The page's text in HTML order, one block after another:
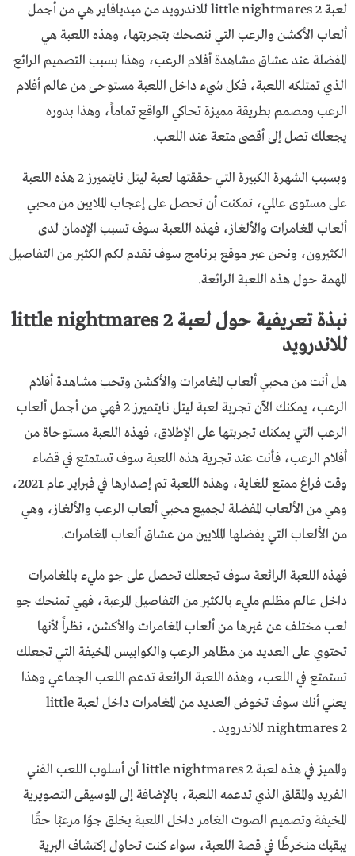
لعبة little nightmares 2 للاندرويد من ميديافاير هي من أجمل
ألعاب الأكشن والرعب التي ننصحك بتجربتها، وهذه اللعبة هي
المفضلة عند عشاق مشاهدة أفلام الرعب، وهذا بسبب التصميم الرائع
الذي تمتلكه اللعبة، فكل شيء داخل اللعبة مستوحى من عالم أفلام
الرعب ومصمم بطريقة مميزة تحاكي الواقع تماماً، وهذا بدوره
يجعلك تصل إلى أقصى متعة عند اللعب.
وبسبب الشهرة الكبيرة التي حققتها لعبة ليتل نايتميرز 2 هذه اللعبة
على مستوى عالمي، تمكنت أن تحصل على إعجاب الملايين من محبي
ألعاب المغامرات والألغاز، فهذه اللعبة سوف تسبب الإدمان لدى
الكثيرون، ونحن عبر موقع برنامج سوف نقدم لكم الكثير من التفاصيل
المهمة حول هذه اللعبة الرائعة.
نبذة تعريفية حول لعبة little nightmares 2
للاندرويد
هل أنت من محبي ألعاب المغامرات والأكشن وتحب مشاهدة أفلام
الرعب، يمكنك الآن تجربة لعبة ليتل نايتميرز 2 فهي من أجمل ألعاب
الرعب التي يمكنك تجربتها على الإطلاق، فهذه اللعبة مستوحاة من
أفلام الرعب، فأنت عند تجرية هذه اللعبة سوف تستمتع في قضاء
وقت فراغ ممتع للغاية، وهذه اللعبة تم إصدارها في فبراير عام 2021،
وهي من الألعاب المفضلة لجميع محبي ألعاب الرعب والألغاز، وهي
من الألعاب التي يفضلها الملايين من عشاق ألعاب المغامرات.
فهذه اللعبة الرائعة سوف تجعلك تحصل على جو مليء بالمغامرات
داخل عالم مظلم مليء بالكثير من التفاصيل المرعبة، فهي تمنحك جو
لعب مختلف عن غيرها من ألعاب المغامرات والأكشن، نظراً لأنها
تحتوي على العديد من مظاهر الرعب والكوابيس المخيفة التي تجعلك
تستمتع في اللعب، وهذه اللعبة الرائعة تدعم اللعب الجماعي وهذا
يعني أنك سوف تخوض العديد من المغامرات داخل لعبة little
nightmares 2 للاندرويد .
والمميز في هذه لعبة little nightmares 2 أن أسلوب اللعب الفني
الفريد والمقلق الذي تدعمه اللعبة، بالإضافة إلى الموسيقى التصويرية
المخيفة وتصميم الصوت الغامر داخل اللعبة يخلق جوًا مرعبًا حقًا
يبقيك منخرطًا في قصة اللعبة، سواء كنت تحاول إكتشاف البرية